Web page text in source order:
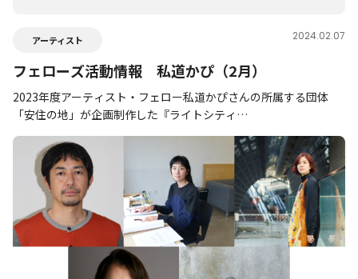
アーティスト 2024.02.07
フェローズ活動情報 私道かぴ（2月）
2023年度アーティスト・フェロー私道かぴさんの所属する団体
「安住の地」が企画制作した『ライトシティ…